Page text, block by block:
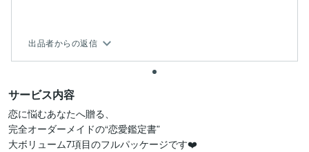
出品者からの返信
サービス内容
恋に悩むあなたへ贈る、
完全オーダーメイドの“恋愛鑑定書”
大ボリューム7項目のフルパッケージです❤️